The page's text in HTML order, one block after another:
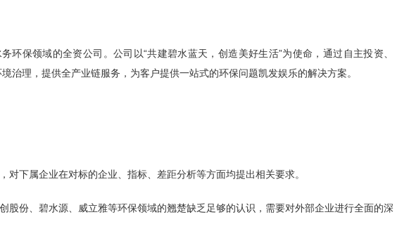
保领域的全资公司。公司以“共建碧水蓝天，创造美好生活”为使命，通过自主投资、
理，提供全产业链服务，为客户提供一站式的环保问题凯发娱乐的解决方案。
下属企业在对标的企业、指标、差距分析等方面均提出相关要求。
份、碧水源、威立雅等环保领域的翘楚缺乏足够的认识，需要对外部企业进行全面的深